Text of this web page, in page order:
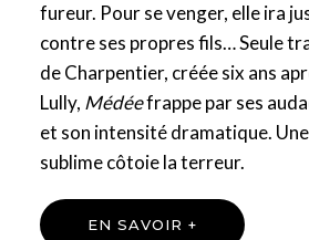
fureur. Pour se venger, elle ira
contre ses propres fils… Seule
de Charpentier, créée six ans
Lully, Médéefrappe par ses
et son intensité dramatique.
sublime côtoie la terreur.
EN SAVOIR +